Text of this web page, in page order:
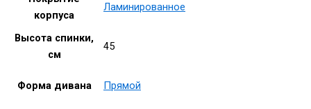
корпуса
Ламинированное
Высота спинки,
см
45
Форма дивана Прямой